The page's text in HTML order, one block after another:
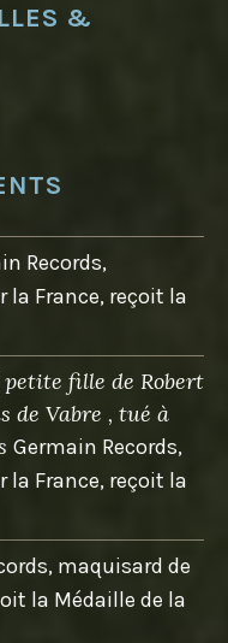
&
Records,
la France, reçoit la
fille de Robert
de Vabre , tué à
Germain Records,
la France, reçoit la
maquisard de
la Médaille de la